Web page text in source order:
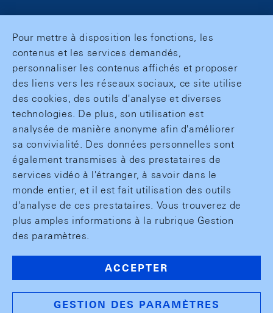
Pour mettre à disposition les fonctions, les
contenus et les services demandés,
personnaliser les contenus affichés et proposer
des liens vers les réseaux sociaux, ce site utilise
des cookies, des outils d'analyse et diverses
technologies. De plus, son utilisation est
analysée de manière anonyme afin d'améliorer
sa convivialité. Des données personnelles sont
également transmises à des prestataires de
services vidéo à l'étranger, à savoir dans le
monde entier, et il est fait utilisation des outils
d'analyse de ces prestataires. Vous trouverez de
plus amples informations à la rubrique Gestion
des paramètres.
ACCEPTER
GESTION DES PARAMÈTRES